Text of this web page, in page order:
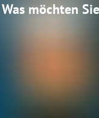
Was möchten